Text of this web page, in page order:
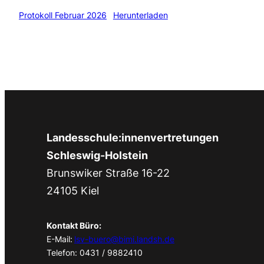
Protokoll Februar 2026 Herunterladen
Landesschule:innenvertretungen
Schleswig-Holstein
Brunswiker Straße 16-22
24105 Kiel
Kontakt Büro:
E-Mail: lsv-buero@bimi.landsh.de
Telefon: 0431 / 9882410